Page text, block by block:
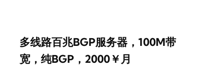
多线路百兆BGP服务器，100M带
宽，纯BGP，2000￥月